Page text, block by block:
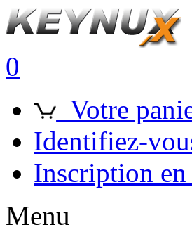
0
Votre
Identifiez-
Inscription
Menu